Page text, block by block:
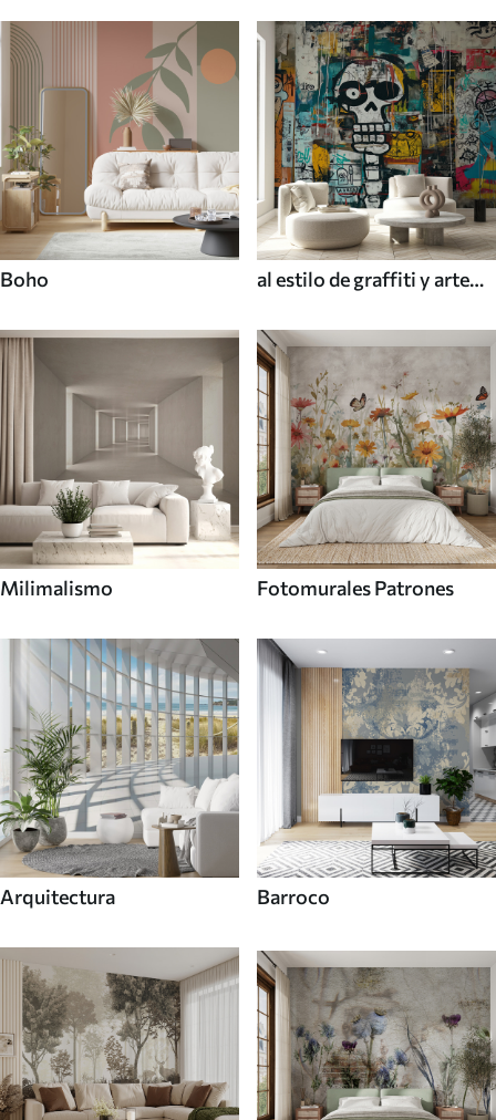
Boho
al estilo de graffiti y arte
Milimalismo Fotomurales Patrones
Arquitectura Barroco